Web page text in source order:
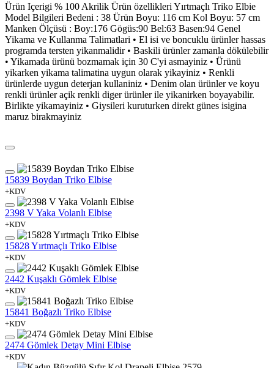
Ürün Içerigi % 100 Akrilik Ürün özellikleri Yırtmaçlı Triko Elbie
Model Bilgileri Bedeni : 38 Ürün Boyu: 116 cm Kol Boyu: 57 cm
Manken Ölçüsü : Boy:176 Gögüs:90 Bel:63 Basen:94 Genel
Yikama ve Kullanma Talimatlari • El isi ve boncuklu ürünler hassas
programda tersten yikanmalidir • Baskili ürünler zamanla dökülebilir
• Yikamada ürünü bozmamak için 30 C'yi asmayiniz • Ürünü
yikarken yikama talimatina uygun olarak yikayiniz • Renkli
ürünlerde uygun deterjan kullaniniz • Denim olan ürünler ve koyu
renkli ürünler açik renkli diger ürünler ile yikanirken boyayabilir.
Birlikte yikamayiniz • Giysileri kuruturken direkt günes isigina
maruz birakmayiniz
15839 Boydan Triko Elbise
+KDV
2398 V Yaka Volanlı Elbise
+KDV
15828 Yırtmaçlı Triko Elbise
+KDV
2442 Kuşaklı Gömlek Elbise
+KDV
15841 Boğazlı Triko Elbise
+KDV
2474 Gömlek Detay Mini Elbise
+KDV